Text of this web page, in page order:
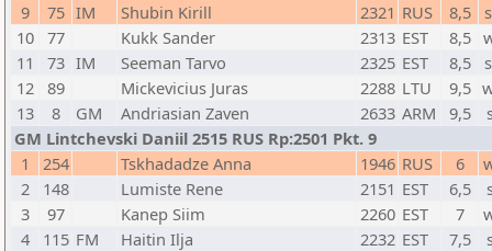
9
75 IM Shubin Kirill 2321 RUS 8,5
10 77 Kukk Sander 2313 EST 8,5
11
73 IM Seeman Tarvo 2325 EST 8,5
12 89 Mickevicius Juras 2288 LTU 9,5
13
8 GM Andriasian Zaven 2633 ARM 9,5
GM Lintchevski Daniil 2515 RUS Rp:2501 Pkt. 9
1
254 Tskhadadze Anna 1946 RUS 6
2
148 Lumiste Rene 2151 EST 6,5
3
97 Kanep Siim 2260 EST 7
4
115 FM Haitin Ilja 2232 EST 7,5